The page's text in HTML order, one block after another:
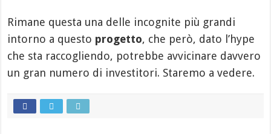
Rimane questa una delle incognite più grandi
intorno a questo progetto, che però, dato l’hype
che sta raccogliendo, potrebbe avvicinare davvero
un gran numero di investitori. Staremo a vedere.